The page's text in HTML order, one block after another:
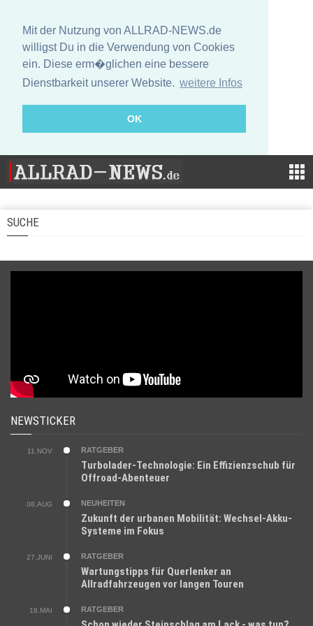
Mit der Nutzung von ALLRAD-NEWS.de
willigst Du in die Verwendung von Cookies
ein. Diese erm�glichen eine bessere
Dienstbarkeit unserer Website. weitere Infos
OK
SUCHE
NEWSTICKER
11.NOV RATGEBER
Turbolader-Technologie: Ein Effizienzschub für
Offroad-Abenteuer
08.AUG NEUHEITEN
Zukunft der urbanen Mobilität: Wechsel-Akku-
Systeme im Fokus
27.JUNI RATGEBER
Wartungstipps für Querlenker an
Allradfahrzeugen vor langen Touren
18.MAI RATGEBER